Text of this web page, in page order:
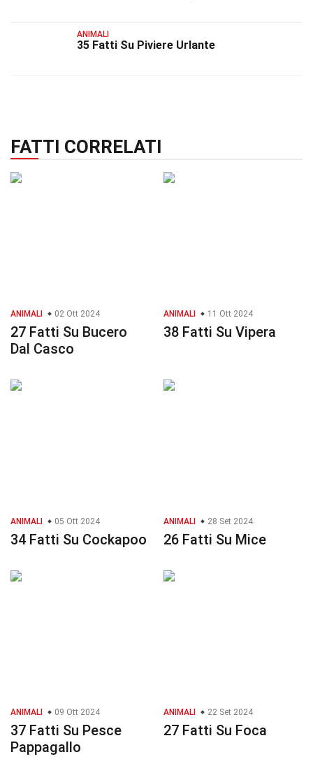
ANIMALI
35 Fatti Su Piviere Urlante
FATTI CORRELATI
ANIMALI 02 Ott 2024
27 Fatti Su Bucero
Dal Casco
ANIMALI 11 Ott 2024
38 Fatti Su Vipera
ANIMALI 05 Ott 2024
34 Fatti Su Cockapoo
ANIMALI 28 Set 2024
26 Fatti Su Mice
ANIMALI 09 Ott 2024
37 Fatti Su Pesce
Pappagallo
ANIMALI 22 Set 2024
27 Fatti Su Foca